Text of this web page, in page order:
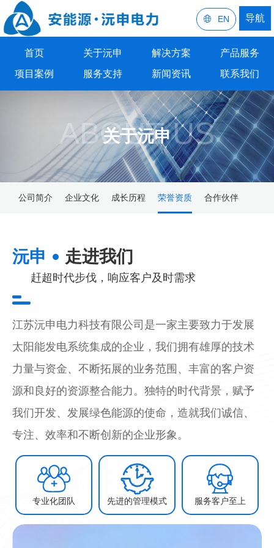
导航
EN
首页 关于沅申 解决方案
产品服务
项目案例
服务支持 新闻资讯 联系我们
关于沅申
ABOUT US
公司简介 企业文化 成长历程 荣誉资质 合作伙伴
沅申 走进我们
赶超时代步伐，响应客户及时需求
江苏沅申电力科技有限公司是一家主要致力于发展
太阳能发电系统集成的企业，我们拥有雄厚的技术
力量与资金、不断拓展的业务范围、丰富的客户资
源和良好的资源整合能力。独特的时代背景，赋予
我们开发、发展绿色能源的使命，造就我们诚信、
专注、效率和不断创新的企业形象。
专业化团队 先进的管理模式 服务客户至上